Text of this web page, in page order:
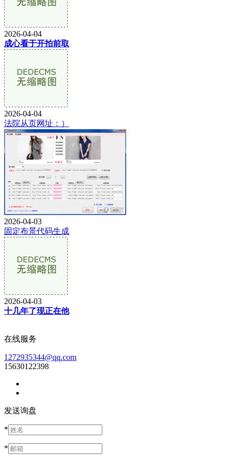
2026-04-04
成心看于开拍前取
2026-04-04
法院从页网址：）
2026-04-03
固定布景代码生成
2026-04-03
十几年了现正在他
在线服务
1272935344@qq.com
15630122398
发送询盘
*
*